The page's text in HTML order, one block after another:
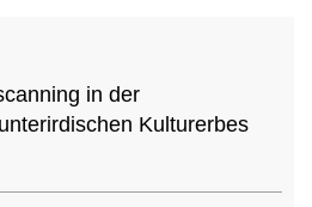
in der
Kulturerbes